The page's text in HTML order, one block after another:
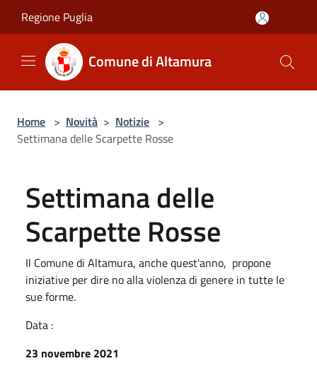
Regione Puglia
Comune di Altamura
Home > Novità > Notizie >
Settimana delle Scarpette Rosse
Settimana delle
Scarpette Rosse
Il Comune di Altamura, anche quest'anno, propone
iniziative per dire no alla violenza di genere in tutte le
sue forme.
Data :
23 novembre 2021